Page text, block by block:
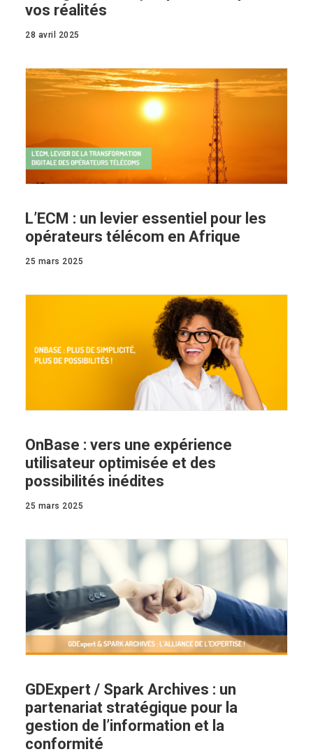
vos réalités
28 avril 2025
L’ECM : un levier essentiel pour les
opérateurs télécom en Afrique
25 mars 2025
OnBase : vers une expérience
utilisateur optimisée et des
possibilités inédites
25 mars 2025
GDExpert / Spark Archives : un
partenariat stratégique pour la
gestion de l’information et la
conformité